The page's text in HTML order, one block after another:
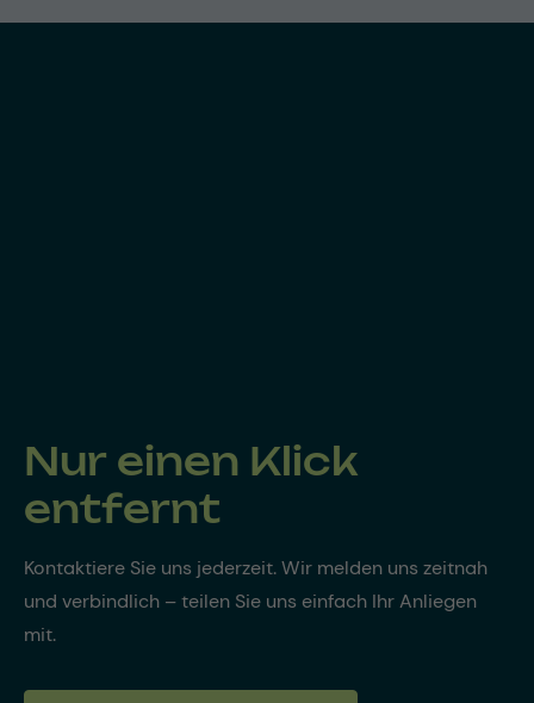
Nur einen Klick
entfernt
Kontaktiere Sie uns jederzeit. Wir melden uns zeitnah
und verbindlich – teilen Sie uns einfach Ihr Anliegen
mit.